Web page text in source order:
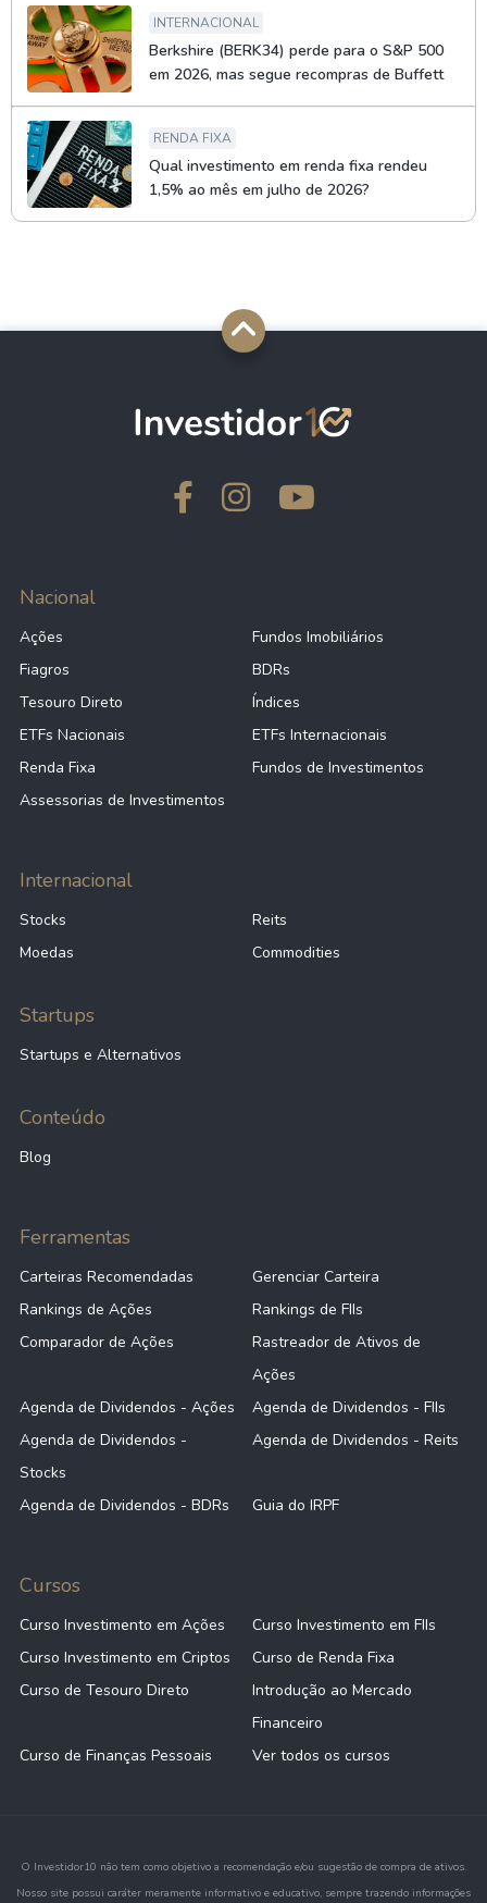
INTERNACIONAL
Berkshire (BERK34) perde para o S&P 500
em 2026, mas segue recompras de Buffett
RENDA FIXA
Qual investimento em renda fixa rendeu
1,5% ao mês em julho de 2026?
Nacional
Ações
Fundos Imobiliários
Fiagros
BDRs
Tesouro Direto
Índices
ETFs Nacionais
ETFs Internacionais
Renda Fixa
Fundos de Investimentos
Assessorias de Investimentos
Internacional
Stocks
Reits
Moedas
Commodities
Startups
Startups e Alternativos
Conteúdo
Blog
Ferramentas
Carteiras Recomendadas
Gerenciar Carteira
Rankings de Ações
Rankings de FIIs
Comparador de Ações
Rastreador de Ativos de
Ações
Agenda de Dividendos - Ações
Agenda de Dividendos - FIIs
Agenda de Dividendos -
Stocks
Agenda de Dividendos - Reits
Agenda de Dividendos - BDRs Guia do IRPF
Cursos
Curso Investimento em Ações
Curso Investimento em FIIs
Curso Investimento em Criptos
Curso de Renda Fixa
Curso de Tesouro Direto
Introdução ao Mercado
Financeiro
Curso de Finanças Pessoais
Ver todos os cursos
O Investidor10 não tem como objetivo a recomendação e/ou sugestão de compra de ativos.
Nosso site possui caráter meramente informativo e educativo, sempre trazendo informações